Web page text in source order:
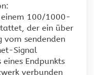
einem 100/1000-
der ein über
vom sendenden
Signal
Endpunkts
verbunden